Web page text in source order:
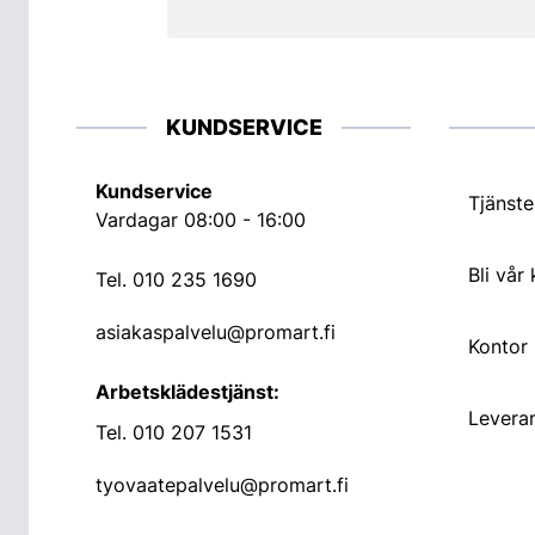
KUNDSERVICE
Kundservice
Vardagar 08:00 - 16:00
Tel. 010 235 1690
asiakaspalvelu@promart.fi
Arbetsklädestjänst:
Tel. 010 207 1531
tyovaatepalvelu@promart.fi
Bli vår
Kontor